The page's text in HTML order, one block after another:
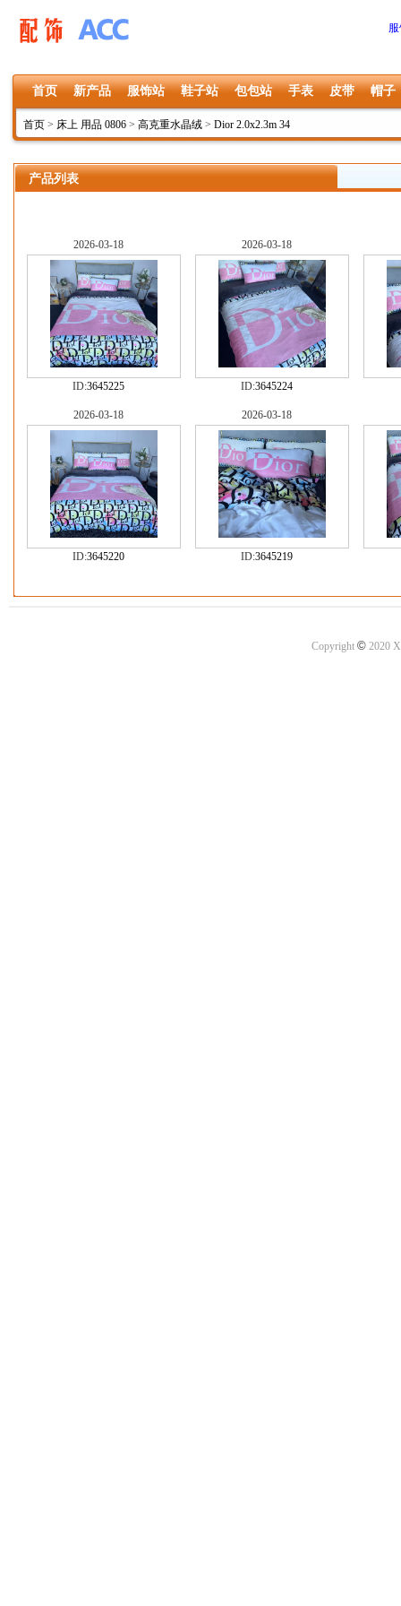
首页 新产品 服饰站 鞋子站 包包站 手表 皮带 帽子
首页 > 床上 用品 0806 > 高克重水晶绒 > Dior 2.0x2.3m 34
产品列表
2026-03-18
ID:3645225
2026-03-18
ID:3645224
2026-03-18
ID:3645220
2026-03-18
ID:3645219
Copyright ©2020